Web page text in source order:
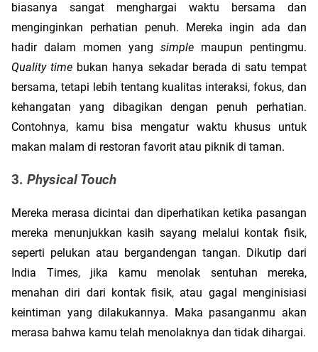
biasanya sangat menghargai waktu bersama dan
menginginkan perhatian penuh. Mereka ingin ada dan
hadir dalam momen yang simple
Quality time bukan hanya sekadar berada di satu tempat
bersama, tetapi lebih tentang kualitas interaksi, fokus, dan
kehangatan yang dibagikan dengan penuh perhatian.
Contohnya, kamu bisa mengatur waktu khusus untuk
makan malam di restoran favorit atau piknik di taman.
3. Physical Touch
Mereka merasa dicintai dan diperhatikan ketika pasangan
mereka menunjukkan kasih sayang melalui kontak fisik,
seperti pelukan atau bergandengan tangan. Dikutip dari
India Times, jika kamu menolak sentuhan mereka,
menahan diri dari kontak fisik, atau gagal menginisiasi
keintiman yang dilakukannya. Maka pasanganmu akan
merasa bahwa kamu telah menolaknya dan tidak dihargai.